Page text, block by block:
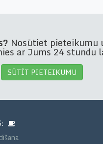
Nosūtiet pieteikumu
ar Jums 24 stundu
SŪTĪT PIETEIKUMU